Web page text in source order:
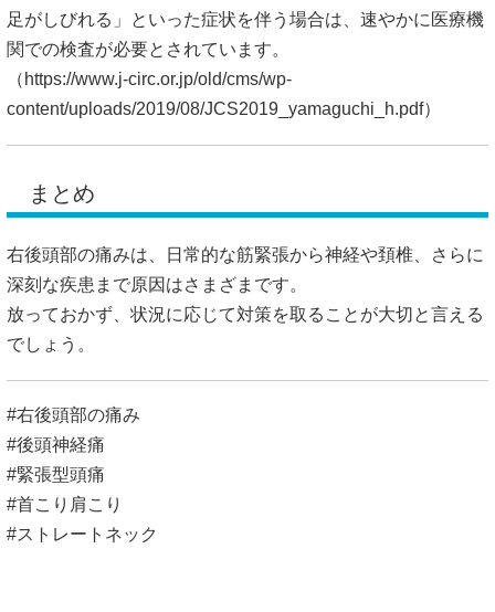
足がしびれる」といった症状を伴う場合は、速やかに医療機
関での検査が必要とされています。
（ https://www.j-circ.or.jp/old/cms/wp-
content/uploads/2019/08/JCS2019_yamaguchi_h.pdf）
まとめ
右後頭部の痛みは、日常的な筋緊張から神経や頚椎、さらに
深刻な疾患まで原因はさまざまです。
放っておかず、状況に応じて対策を取ることが大切と言える
でしょう。
#右後頭部の痛み
#後頭神経痛
#緊張型頭痛
#首こり肩こり
#ストレートネック